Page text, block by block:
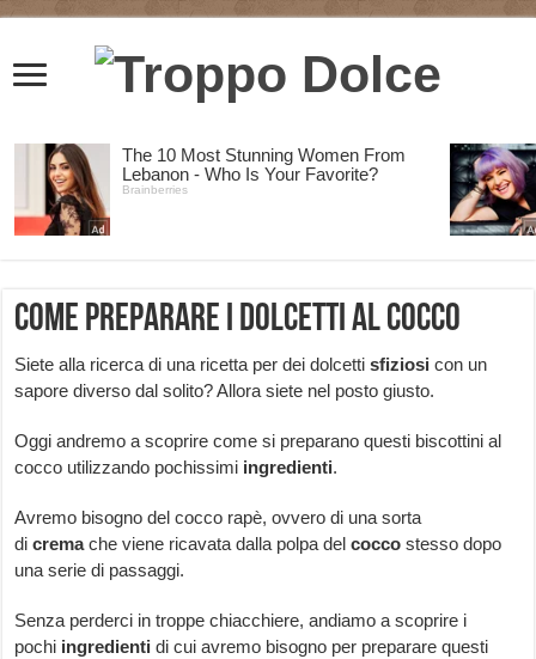
Come preparare i dolcetti al cocco
Siete alla ricerca di una ricetta per dei dolcettisfiziosi con un
sapore diverso dal solito? Allora siete nel posto giusto.
Oggi andremo a scoprire come si preparano questi biscottini al
cocco utilizzando pochissimi ingredienti.
Avremo bisogno del cocco rapè, ovvero di una sorta
dicremache viene ricavata dalla polpa delcocco stesso dopo
una serie di passaggi.
Senza perderci in troppe chiacchiere, andiamo a scoprire i
pochi ingredienti di cui avremo bisogno per preparare questi